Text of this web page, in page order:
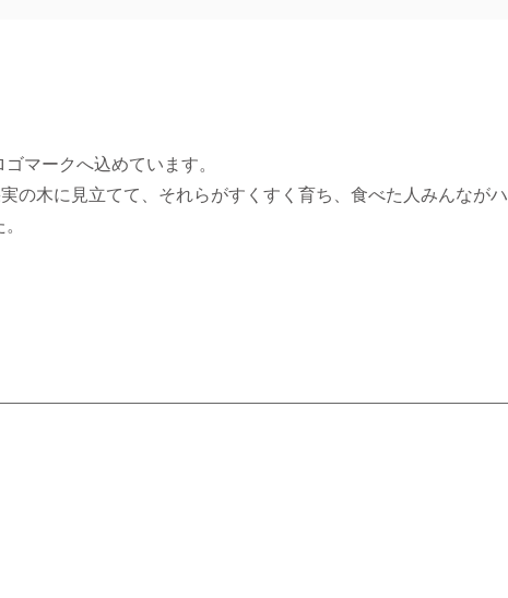
マークへ込めています。
の木に見立てて、それらがすくすく育ち、食べた人みんながハ